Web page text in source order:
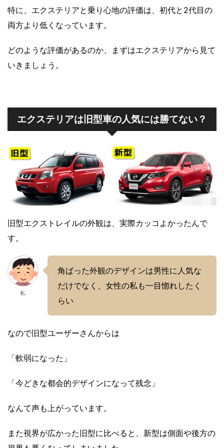
特に、エクステリアと乗り心地の評価は、初代と2代目の
両方より低くなっています。
どのような評価があるのか、まずはエクステリアから見て
いきましょう。
エクステリアは旧型車の人気には勝てない？
旧型エクストレイルの外観は、実際カッコよかったんで
す。
私
角ばった外観のデザインは男性に人気な
だけでなく、女性の私も一目惚れしたく
らい
なので旧型ユーザーさんからは
「軟弱になった」
「今どきな都会的デザインになって残念」
なんて声も上がっています。
また視界が広かった旧型に比べると、新型は側面や後方の